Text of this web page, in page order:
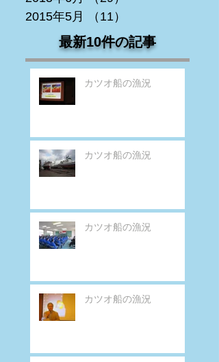
2015年5月
（11）
最新10件の記事
カツオ船の漁況
カツオ船の漁況
カツオ船の漁況
カツオ船の漁況